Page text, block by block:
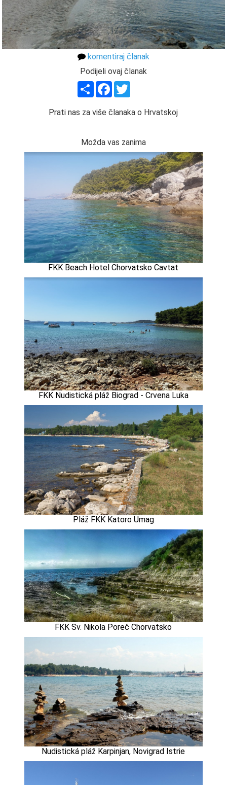
komentiraj članak
Podijeli ovaj članak
ShareFacebook
Prati nas za više članaka o Hrvatskoj
Možda vas zanima
FKK Beach Hotel Chorvatsko Cavtat
FKK Nudistická pláž Biograd - Crvena Luka
Pláž FKK Katoro Umag
FKK Sv. Nikola Poreč Chorvatsko
Nudistická pláž Karpinjan, Novigrad Istrie